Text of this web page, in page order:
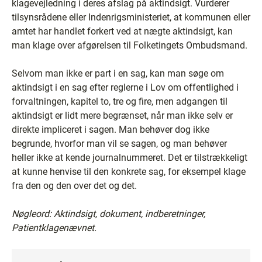
klagevejledning i deres afslag på aktindsigt. Vurderer
tilsynsrådene eller Indenrigsministeriet, at kommunen eller
amtet har handlet forkert ved at nægte aktindsigt, kan
man klage over afgørelsen til Folketingets Ombudsmand.
Selvom man ikke er part i en sag, kan man søge om
aktindsigt i en sag efter reglerne i Lov om offentlighed i
forvaltningen, kapitel to, tre og fire, men adgangen til
aktindsigt er lidt mere begrænset, når man ikke selv er
direkte impliceret i sagen. Man behøver dog ikke
begrunde, hvorfor man vil se sagen, og man behøver
heller ikke at kende journalnummeret. Det er tilstrækkeligt
at kunne henvise til den konkrete sag, for eksempel klage
fra den og den over det og det.
Nøgleord: Aktindsigt, dokument, indberetninger,
Patientklagenævnet.